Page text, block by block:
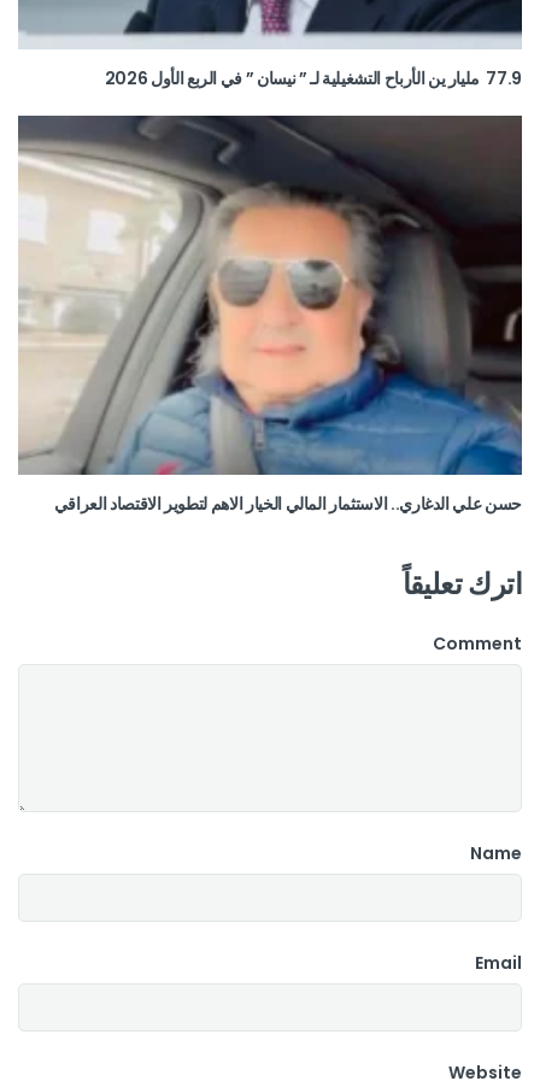
77.9 مليار ين الأرباح التشغيلية لـ ” نيسان ” في الربع الأول 2026
حسن علي الدغاري.. الاستثمار المالي الخيار الاهم لتطوير الاقتصاد العراقي
اترك تعليقاً
Comment
Name
Email
Website